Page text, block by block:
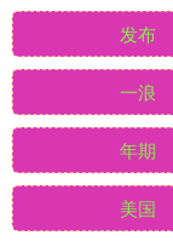
发布
一浪
年期
美国